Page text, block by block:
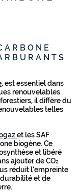
, est essentiel dans
renouvelables
il diffère du
telles
et les SAF
biogène. Ce
et libéré
ajouter de CO₂
réduit l’empreinte
et de